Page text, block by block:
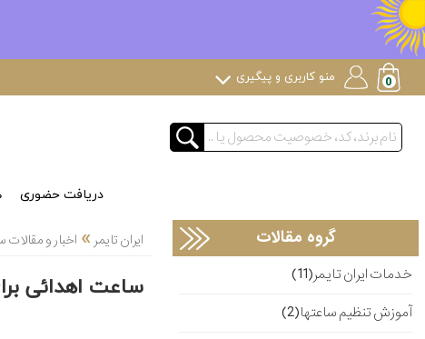
منو کاربری و پیگیری
دریافت حضوری
ایران تایمر » اخبار و
ساعت اهدائی
گروه مقالات
خدمات ایران تایمر(11)
آموزش تنظیم ساعتها(2)